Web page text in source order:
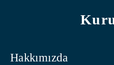
Hakkımızda